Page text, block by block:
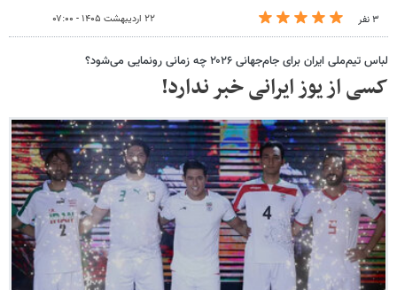
۳ نفر ۲۲ اردیبهشت ۱۴۰۵ - ۰۷:۰۰
لباس تیم‌ملی ایران برای جام‌جهانی ۲۰۲۶ چه زمانی رونمایی می‌شود؟
کسی از یوز ایرانی خبر ندارد!